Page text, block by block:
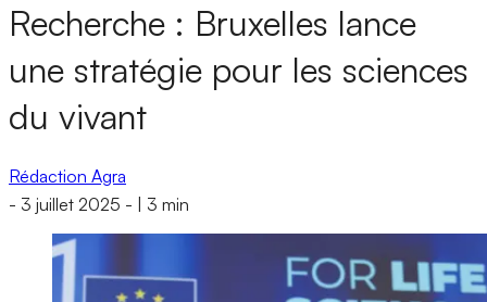
Recherche : Bruxelles lance
une stratégie pour les sciences
du vivant
Rédaction Agra
- 3 juillet 2025 - 3 min